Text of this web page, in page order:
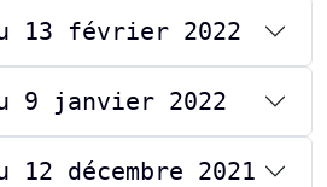
13 février 2022
9 janvier 2022
décembre 2021